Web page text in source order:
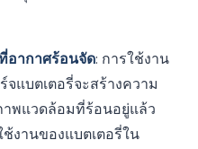
อากาศร้อนจัด: การใช้งาน
แบตเตอรี่จะสร้างความ
พแวดล้อมที่ร้อนอยู่แล้ว
ช้งานของแบตเตอรี่ใน